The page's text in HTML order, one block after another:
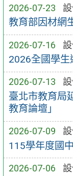
2026-07-23
教育部因材網
2026-07-16
2026全國學生
2026-07-13
臺北市教育局
教育論壇」
2026-07-09
115學年度國
2026-07-06